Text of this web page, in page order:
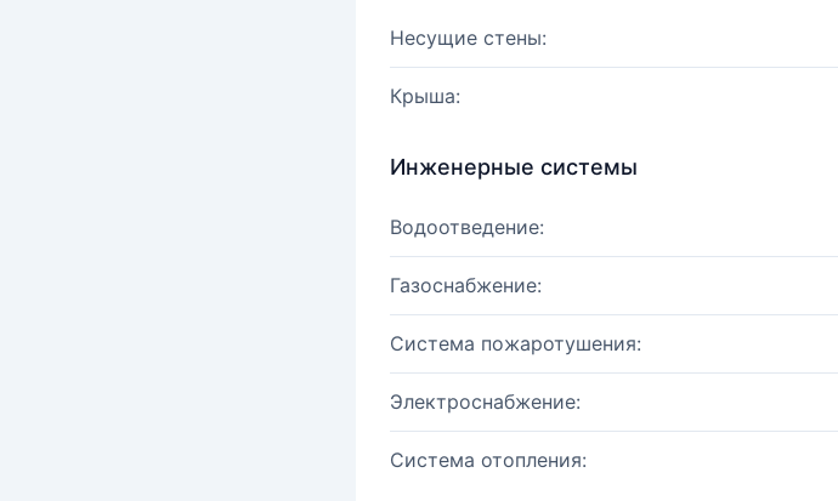
Несущие стены:
Крыша:
Инженерные системы
Водоотведение:
Газоснабжение:
Система пожаротушения:
Электроснабжение:
Система отопления: